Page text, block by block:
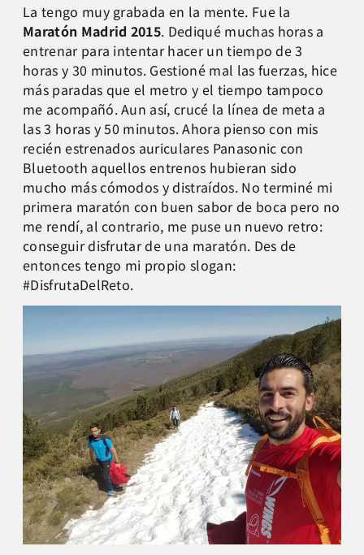
La tengo muy grabada en la mente. Fue la
Maratón Madrid 2015. Dediqué muchas horas a
entrenar para intentar hacer un tiempo de 3
horas y 30 minutos. Gestioné mal las fuerzas, hice
más paradas que el metro y el tiempo tampoco
me acompañó. Aun así, crucé la línea de meta a
las 3 horas y 50 minutos. Ahora pienso con mis
recién estrenados auriculares Panasonic con
Bluetooth aquellos entrenos hubieran sido
mucho más cómodos y distraídos. No terminé mi
primera maratón con buen sabor de boca pero no
me rendí, al contrario, me puse un nuevo retro:
conseguir disfrutar de una maratón. Des de
entonces tengo mi propio slogan:
#DisfrutaDelReto.